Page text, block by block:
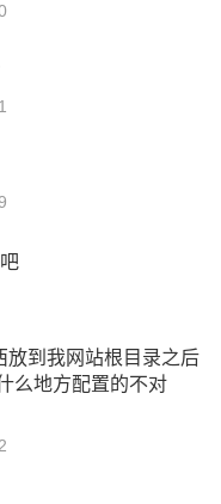
放到我网站根目录之后
么地方配置的不对